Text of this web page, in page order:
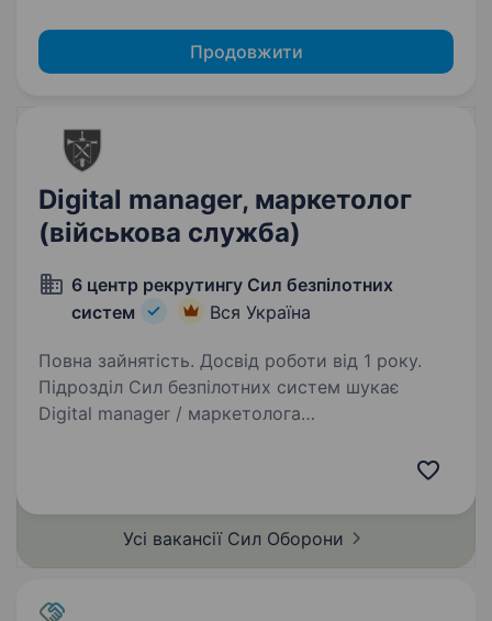
Продовжити
Digital manager, маркетолог
(військова служба)
6 центр рекрутингу Сил безпілотних
систем
Вся Україна
Повна зайнятість. Досвід роботи від 1 року.
Підрозділ Сил безпілотних систем шукає
Digital manager / маркетолога
підрозділу, підтримувати рекрутинг, будувати
кампаній.…
Усі вакансії Сил Оборони